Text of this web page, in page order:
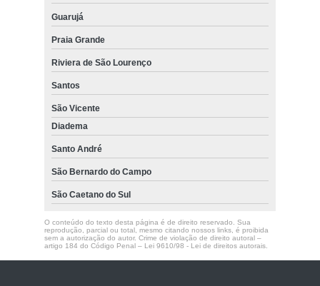
Guarujá
Praia Grande
Riviera de São Lourenço
Santos
São Vicente
Diadema
Santo André
São Bernardo do Campo
São Caetano do Sul
O conteúdo do texto desta página é de direito reservado. Sua
reprodução, parcial ou total, mesmo citando nossos links, é proibida
sem a autorização do autor. Crime de violação de direito autoral –
artigo 184 do Código Penal – Lei 9610/98 - Lei de direitos autorais.